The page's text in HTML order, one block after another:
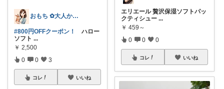
おもち ✿大人かわいい×暮らし
#800円OFFクーポン！
ハロー
ソフト ...
￥ 2,500
0 0 3
コレ いいね
エリエール 贅沢保湿ソフトパッ
クティシュー ...
￥ 459～
0 0 0
コレ いいね